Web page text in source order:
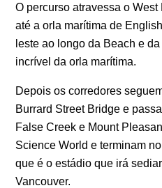
O percurso atravessa o
até a orla marítima de
leste ao longo da Beach e
incrível da orla marítima.
Depois os corredores
Burrard Street Bridge e
False Creek e Mount
Science World e terminam
que é o estádio que irá
Vancouver.